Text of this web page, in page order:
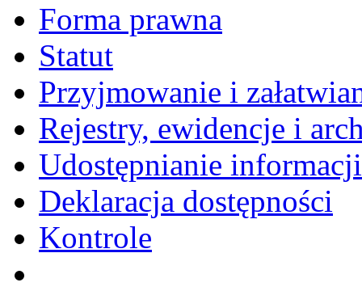
Forma prawna
Statut
Przyjmowanie i
Rejestry, ewidencje i
Udostępnianie
Deklaracja dostępności
Kontrole